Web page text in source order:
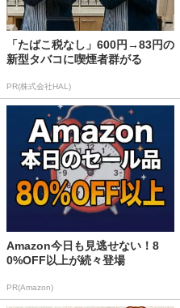
「たばこ税なし」600円→83円の
新型タバコに喫煙者群がる
PR(株式会社HAL)
Amazon今日も見逃せない！8
0%OFF以上が続々登場
PR(Amazon)